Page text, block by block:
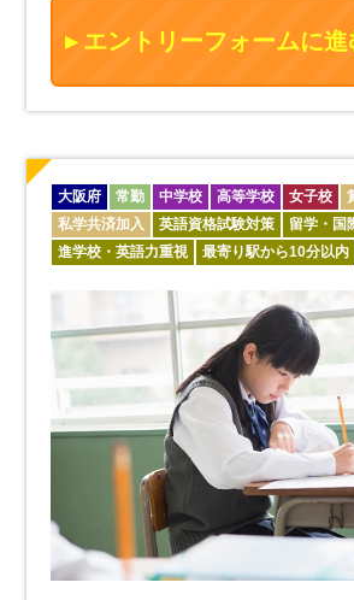
エントリーフォームに進
大阪府 常勤 中学校 高等学校 女子校
私学共済加入
英語資格試験対策
留学・国
進学校・英語力重視
最寄り駅から10分以内